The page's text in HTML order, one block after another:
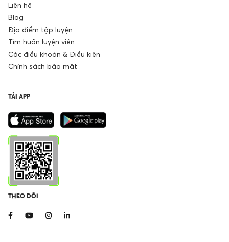
Liên hệ
Blog
Địa điểm tập luyện
Tìm huấn luyện viên
Các điều khoản & Điều kiện
Chính sách bảo mật
TẢI APP
THEO DÕI